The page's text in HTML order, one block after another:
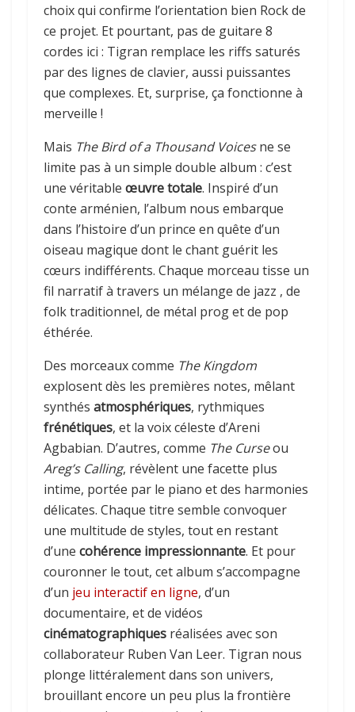
choix qui confirme l’orientation bien Rock de
ce projet. Et pourtant, pas de guitare 8
cordes ici : Tigran remplace les riffs saturés
par des lignes de clavier, aussi puissantes
que complexes. Et, surprise, ça fonctionne à
merveille !
Mais The Bird of a Thousand Voicesne se
limite pas à un simple double album : c’est
une véritable œuvre totale. Inspiré d’un
conte arménien, l’album nous embarque
dans l’histoire d’un prince en quête d’un
oiseau magique dont le chant guérit les
cœurs indifférents. Chaque morceau tisse un
fil narratif à travers un mélange de jazz , de
folk traditionnel, de métal prog et de pop
éthérée.
Des morceaux comme The Kingdom
explosent dès les premières notes, mêlant
synthés atmosphériques, rythmiques
frénétiques, et la voix céleste d’Areni
Agbabian. D’autres, comme The Curseou
Areg’s Calling, révèlent une facette plus
intime, portée par le piano et des harmonies
délicates. Chaque titre semble convoquer
une multitude de styles, tout en restant
d’une cohérence impressionnante. Et pour
couronner le tout, cet album s’accompagne
d’un jeu interactif en ligne, d’un
documentaire, et de vidéos
cinématographiques réalisées avec son
collaborateur Ruben Van Leer. Tigran nous
plonge littéralement dans son univers,
brouillant encore un peu plus la frontière